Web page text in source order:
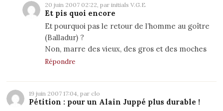
20 juin 2007 02:22, par initials V.G.E
Et pis quoi encore
Et pourquoi pas le retour de l’homme au goître
(Balladur) ?
Non, marre des vieux, des gros et des moches
Répondre
19 juin 2007 17:04, par clo
Pétition : pour un Alain Juppé plus durable !